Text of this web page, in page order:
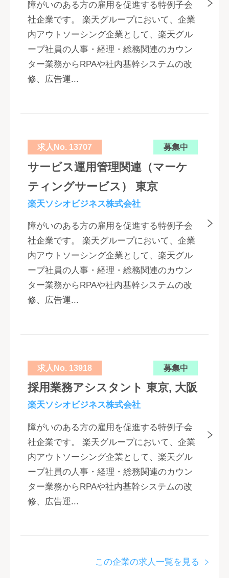
障がいのある方の雇用を促進する特例子会
社企業です。 楽天グループにおいて、企業
内アウトソーシング企業として、楽天グル
ープ社員の人事・経理・総務関連のカウン
ター業務からRPAや社内基幹システムの改
修、広告運...
求人No. 13707 募集中
サービス運用管理関連（マーケ
ティングサービス） 東京
楽天ソシオビジネス株式会社
障がいのある方の雇用を促進する特例子会
社企業です。 楽天グループにおいて、企業
内アウトソーシング企業として、楽天グル
ープ社員の人事・経理・総務関連のカウン
ター業務からRPAや社内基幹システムの改
修、広告運...
求人No. 13918 募集中
採用業務アシスタント 東京, 大阪
楽天ソシオビジネス株式会社
障がいのある方の雇用を促進する特例子会
社企業です。 楽天グループにおいて、企業
内アウトソーシング企業として、楽天グル
ープ社員の人事・経理・総務関連のカウン
ター業務からRPAや社内基幹システムの改
修、広告運...
この企業の求人一覧を見る